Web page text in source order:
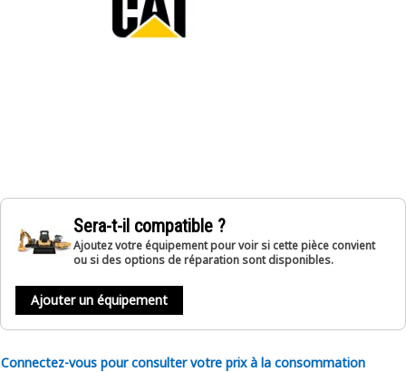
Sera-t-il compatible ?
Ajoutez votre équipement pour voir si cette pièce convient
ou si des options de réparation sont disponibles.
Ajouter un équipement
Connectez-vous pour consulter votre prix à la consommation